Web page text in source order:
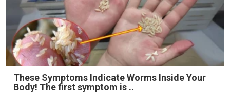
These Symptoms Indicate Worms Inside Your
Body! The first symptom is ..